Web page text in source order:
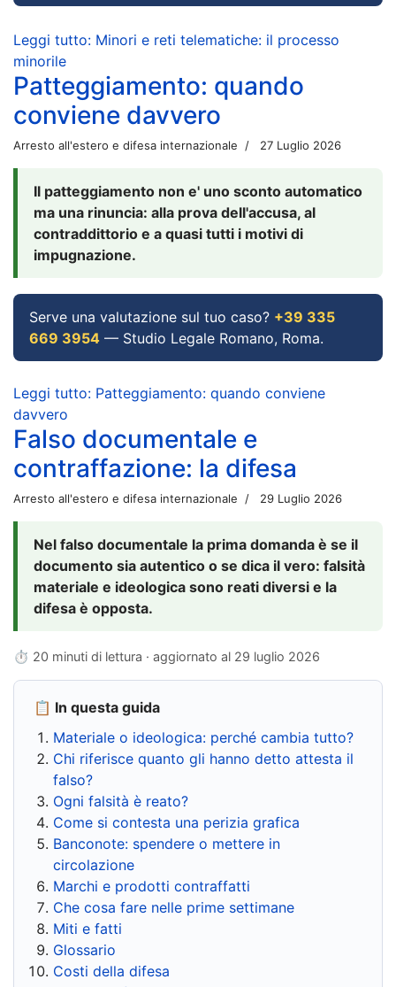
Leggi tutto: Minori e reti telematiche: il processo
minorile
Patteggiamento: quando
conviene davvero
Arresto all'estero e difesa internazionale 27 Luglio 2026
Il patteggiamento non e' uno sconto automatico
ma una rinuncia: alla prova dell'accusa, al
contraddittorio e a quasi tutti i motivi di
impugnazione.
Serve una valutazione sul tuo caso? +39 335
669 3954 — Studio Legale Romano, Roma.
Leggi tutto: Patteggiamento: quando conviene
davvero
Falso documentale e
contraffazione: la difesa
Arresto all'estero e difesa internazionale 29 Luglio 2026
Nel falso documentale la prima domanda è se il
documento sia autentico o se dica il vero: falsità
materiale e ideologica sono reati diversi e la
difesa è opposta.
⏱ 20 minuti di lettura · aggiornato al 29 luglio 2026
📋 In questa guida
Materiale o ideologica: perché cambia tutto?
Chi riferisce quanto gli hanno detto attesta il
falso?
Ogni falsità è reato?
Come si contesta una perizia grafica
Banconote: spendere o mettere in
circolazione
Marchi e prodotti contraffatti
Che cosa fare nelle prime settimane
Miti e fatti
Glossario
Costi della difesa